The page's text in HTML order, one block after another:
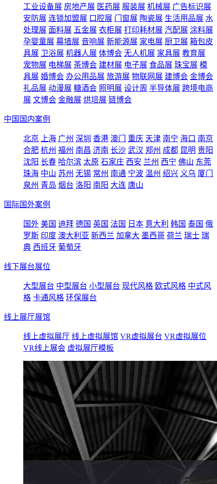
工业设备展 房地产展 医药展 服装展 机械展 广告标识展
安防展 连锁加盟展 口腔展 门窗展 陶瓷展 生活用品展 水
处理展 面料展 五金展 衣柜展 打印耗材展 汽配展 涂料展
孕婴童展 幕墙展 音响展 新能源展 家电展 厨卫展 箱包皮
具展 卫浴展 机器人展 体博会 无人机展 家具展 教育展
宠物展 电梯展 茶博会 建材展 电子展 食品展 珠宝展 模
具展 婚博会 办公用品展 旅游展 物联网展 建博会 金博会
礼品展 动漫展 糖酒会 照明展 设计周 半导体展 跨境电商
展 文博会 金融展 烘培展 链博会
中国国内案例
北京 上海 广州 深圳 香港 澳门 重庆 天津 南宁 海口 南京
合肥 杭州 福州 南昌 济南 长沙 武汉 郑州 成都 昆明 贵阳
沈阳 长春 哈尔滨 太原 石家庄 西安 兰州 西宁 佛山 东莞
珠海 中山 苏州 无锡 常州 南通 宁波 温州 绍兴 义乌 厦门
泉州 青岛 烟台 洛阳 南阳 大连 唐山
国际国外案例
国外 美国 迪拜 德国 英国 法国 日本 意大利 韩国 泰国 俄
罗斯 印度 澳大利亚 新西兰 加拿大 墨西哥 荷兰 瑞士 瑞
典 西班牙 葡萄牙
线下展台展位
大型展台 中型展台 小型展台 现代风格 欧式风格 中式风
格 卡通风格 环保展台
线上展厅展馆
线上虚拟展厅 线上虚拟展馆 VR虚拟展台 VR虚拟展位
VR线上展会 虚拟展厅模板